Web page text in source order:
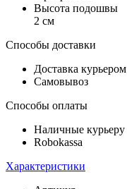
Высота подошвы
2 см
Способы доставки
Доставка курьером
Самовывоз
Способы оплаты
Наличные курьеру
Robokassa
Характеристики